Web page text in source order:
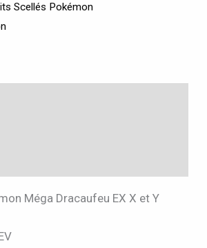
Scellés Pokémon
Méga Dracaufeu EX X et Y